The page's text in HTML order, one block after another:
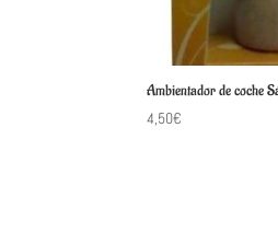
Ambientador de coche
4,50€